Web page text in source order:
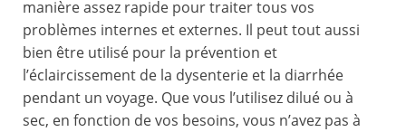
manière assez rapide pour traiter tous vos
problèmes internes et externes. Il peut tout aussi
bien être utilisé pour la prévention et
l’éclaircissement de la dysenterie et la diarrhée
pendant un voyage. Que vous l’utilisez dilué ou à
sec, en fonction de vos besoins, vous n’avez pas à